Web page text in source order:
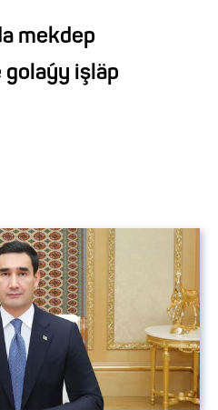
mekdep
golaýy işläp